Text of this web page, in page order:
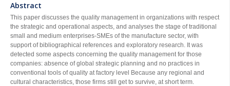
Abstract
This paper discusses the quality management in organizations with respect
the strategic and operational aspects, and analyses the stage of traditional
small and medium enterprises-SMEs of the manufacture sector, with
support of bibliographical references and exploratory research. It was
detected some aspects concerning the quality management for those
companies: absence of global strategic planning and no practices in
conventional tools of quality at factory level Because any regional and
cultural characteristics, those firms still get to survive, at short term.